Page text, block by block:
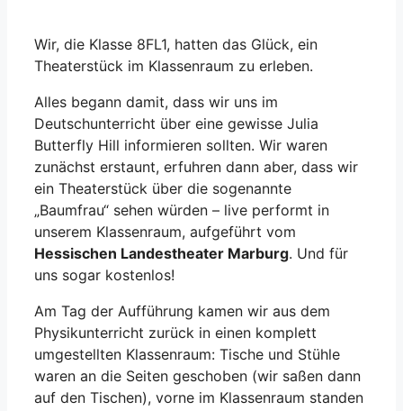
Wir, die Klasse 8FL1, hatten das Glück, ein
Theaterstück im Klassenraum zu erleben.
Alles begann damit, dass wir uns im
Deutschunterricht über eine gewisse Julia
Butterfly Hill informieren sollten. Wir waren
zunächst erstaunt, erfuhren dann aber, dass wir
ein Theaterstück über die sogenannte
„Baumfrau“ sehen würden – live performt in
unserem Klassenraum, aufgeführt vom
Hessischen Landestheater Marburg. Und für
uns sogar kostenlos!
Am Tag der Aufführung kamen wir aus dem
Physikunterricht zurück in einen komplett
umgestellten Klassenraum: Tische und Stühle
waren an die Seiten geschoben (wir saßen dann
auf den Tischen), vorne im Klassenraum standen